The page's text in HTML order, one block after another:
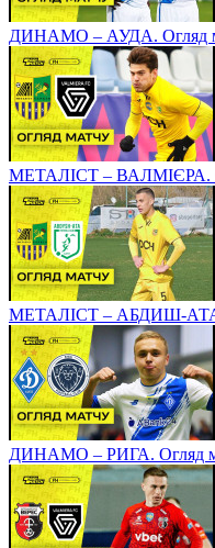
ДИНАМО – АУДА. Огляд
МЕТАЛІСТ – ВАЛМІЄРА.
МЕТАЛІСТ – АБДИШ-АТА.
ДИНАМО – РИГА. Огляд